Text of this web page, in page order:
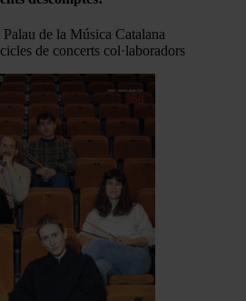
de la Música Catalana
de concerts col·laboradors